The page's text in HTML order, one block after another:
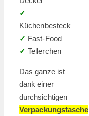
✓
Küchenbesteck
✓ Fast-Food
✓ Tellerchen
Das ganze ist
dank einer
durchsichtigen
Verpackungstasche